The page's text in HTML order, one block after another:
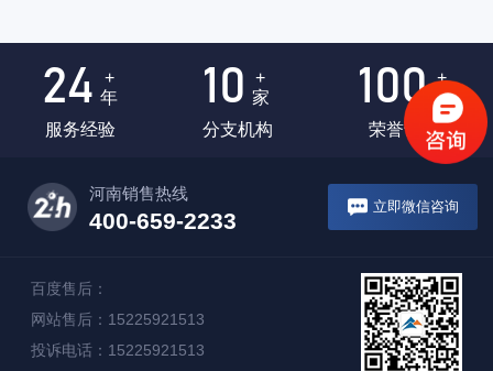
24
+
年
服务经验
10
+
家
分支机构
100 +
项
荣誉证书
河南销售热线
400-659-2233
立即微信咨询
百度售后：
网站售后：15225921513
投诉电话：15225921513